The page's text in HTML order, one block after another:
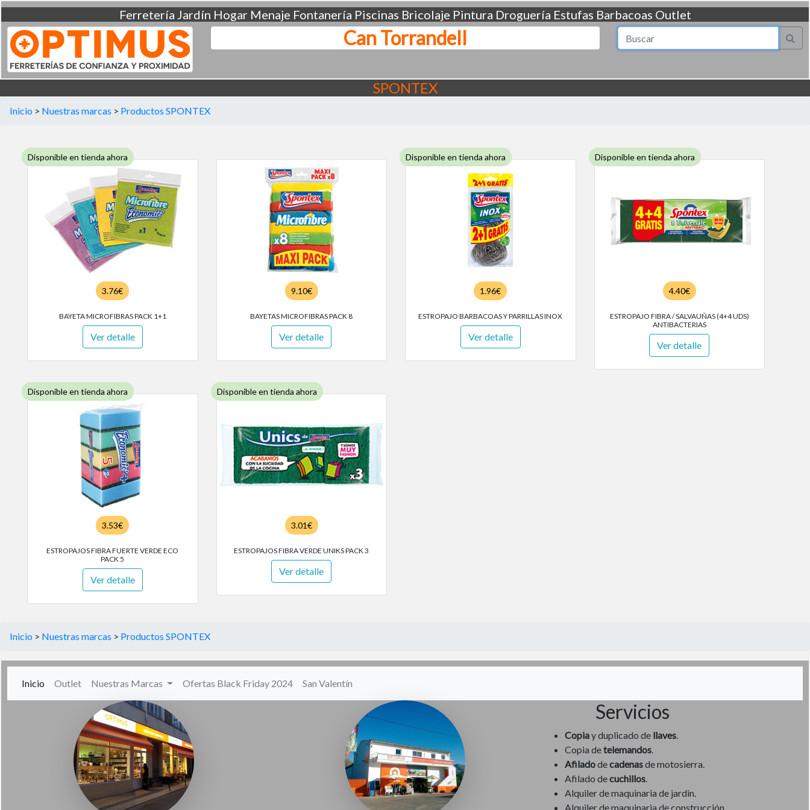
Ferretería Jardín Hogar Menaje Fontanería Piscinas Bricolaje Pintura Droguería Estufas Barbacoas Outlet
Can Torrandell
SPONTEX
Inicio > Nuestras marcas > Productos SPONTEX
Disponible en tienda ahora
3.76€
BAYETA MICROFIBRAS PACK 1+1
Ver detalle
9.10€
BAYETAS MICROFIBRAS PACK 8
Ver detalle
Disponible en tienda ahora
1.96€
ESTROPAJO BARBACOAS Y PARRILLAS INOX
Ver detalle
Disponible en tienda ahora
4.40€
ESTROPAJO FIBRA / SALVAUÑAS (4+4 UDS)
ANTIBACTERIAS
Ver detalle
Disponible en tienda ahora
3.53€
ESTROPAJOS FIBRA FUERTE VERDE ECO
PACK 5
Ver detalle
Disponible en tienda ahora
3.01€
ESTROPAJOS FIBRA VERDE UNIKS PACK 3
Ver detalle
Inicio > Nuestras marcas > Productos SPONTEX
Inicio (current)
Outlet Nuestras Marcas Ofertas Black Friday 2024 San Valentín
Servicios
Copiay duplicado de llaves.
Copia detelemandos.
Afiladodecadenasde motosierra.
Afilado decuchillos.
Alquiler de maquinaria de jardin.
Alquiler de maquinaria de construcción